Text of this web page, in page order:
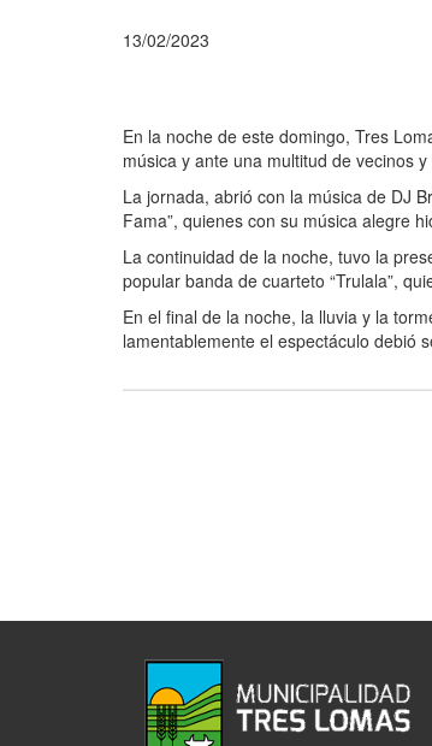
13/02/2023
En la noche de este domingo, Tres
música y ante una multitud de vecinos
La jornada, abrió con la música de DJ
Fama”, quienes con su música alegre
La continuidad de la noche, tuvo la
popular banda de cuarteto “Trulala”,
En el final de la noche, la lluvia y la
lamentablemente el espectáculo debió